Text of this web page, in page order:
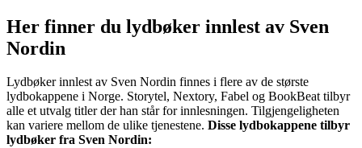
Her finner du lydbøker innlest av Sven
Nordin
Lydbøker innlest av Sven Nordin finnes i flere av de største
lydbokappene i Norge. Storytel, Nextory, Fabel og BookBeat tilbyr
alle et utvalg titler der han står for innlesningen. Tilgjengeligheten
kan variere mellom de ulike tjenestene. Disse lydbokappene tilbyr
lydbøker fra Sven Nordin: